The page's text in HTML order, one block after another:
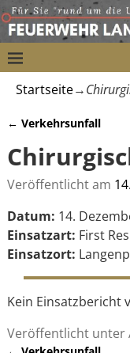
Startseite→
← Verkehrsunfall
Veröffentlicht am
Datum: 14.
Einsatzart: First
Einsatzort:
Kein Einsatzbericht
Veröffentlicht unter